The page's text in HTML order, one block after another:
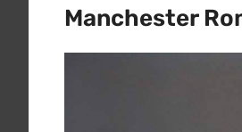
Manchester